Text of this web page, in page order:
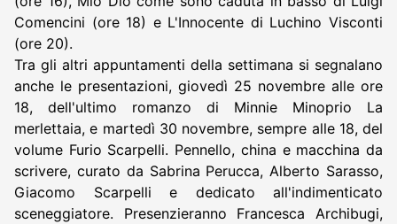
Comencini (ore 18) e L'Innocente di Luchino Visconti
(ore 20).
Tra gli altri appuntamenti della settimana si segnalano
anche le presentazioni, giovedì 25 novembre alle ore
18, dell'ultimo romanzo di Minnie Minoprio La
merlettaia, e martedì 30 novembre, sempre alle 18, del
volume Furio Scarpelli. Pennello, china e macchina da
scrivere, curato da Sabrina Perucca, Alberto Sarasso,
Giacomo Scarpelli e dedicato all'indimenticato
sceneggiatore. Presenzieranno Francesca Archibugi,